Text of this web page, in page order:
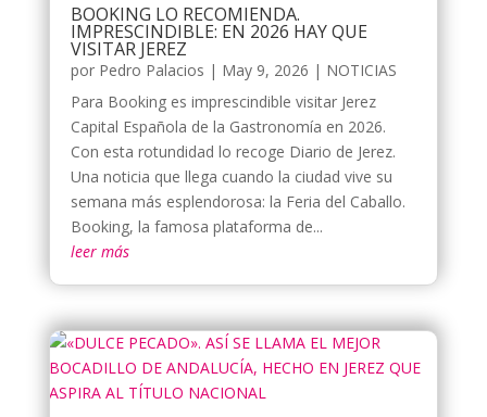
BOOKING LO RECOMIENDA.
IMPRESCINDIBLE: EN 2026 HAY QUE
VISITAR JEREZ
por Pedro Palacios | May 9, 2026 | NOTICIAS
Para Booking es imprescindible visitar Jerez
Capital Española de la Gastronomía en 2026.
Con esta rotundidad lo recoge Diario de Jerez.
Una noticia que llega cuando la ciudad vive su
semana más esplendorosa: la Feria del Caballo.
Booking, la famosa plataforma de...
leer más